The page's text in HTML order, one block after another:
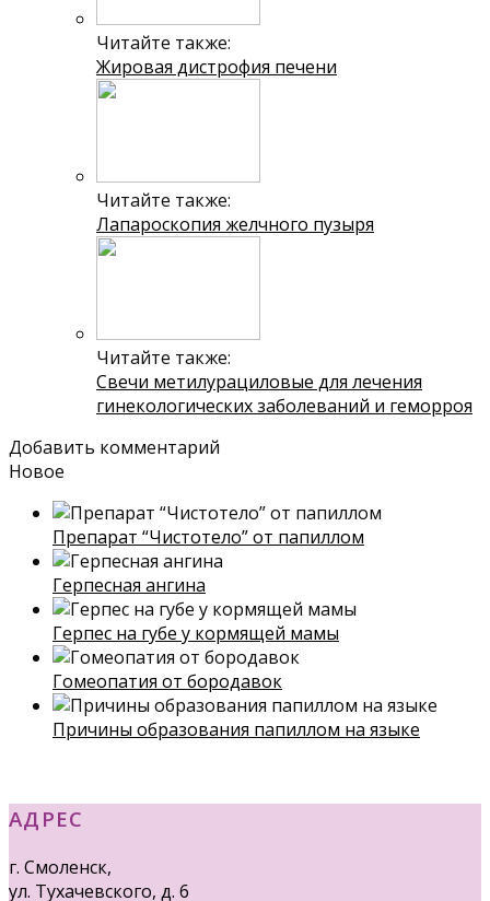
Читайте также:
Жировая дистрофия печени
Читайте также:
Лапароскопия желчного пузыря
Читайте также:
Свечи метилурациловые для лечения
гинекологических заболеваний и геморроя
Добавить комментарий
Новое
Препарат “Чистотело” от папиллом
Герпесная ангина
Герпес на губе у кормящей мамы
Гомеопатия от бородавок
Причины образования папиллом на языке
АДРЕС
г. Смоленск,
ул. Тухачевского, д. 6